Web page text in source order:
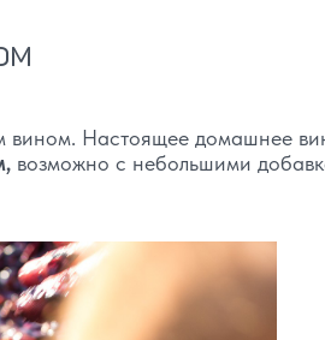
вином. Настоящее домашнее
возможно с небольшими